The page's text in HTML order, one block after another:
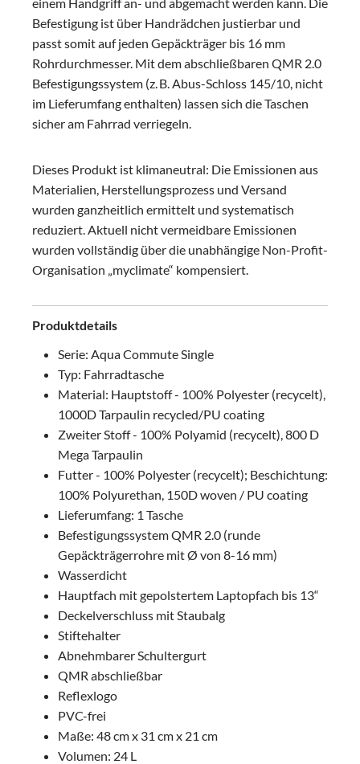
Befestigung ist über Handrädchen justierbar und
passt somit auf jeden Gepäckträger bis 16 mm
Rohrdurchmesser. Mit dem abschließbaren QMR 2.0
Befestigungssystem (z. B. Abus-Schloss 145/10, nicht
im Lieferumfang enthalten) lassen sich die Taschen
sicher am Fahrrad verriegeln.
Dieses Produkt ist klimaneutral: Die Emissionen aus
Materialien, Herstellungsprozess und Versand
wurden ganzheitlich ermittelt und systematisch
reduziert. Aktuell nicht vermeidbare Emissionen
wurden vollständig über die unabhängige Non-Profit-
Organisation „myclimate“ kompensiert.
Produktdetails
Serie: Aqua Commute Single
Typ: Fahrradtasche
Material: Hauptstoff - 100% Polyester (recycelt),
1000D Tarpaulin recycled/PU coating
Zweiter Stoff - 100% Polyamid (recycelt), 800 D
Mega Tarpaulin
Futter - 100% Polyester (recycelt); Beschichtung:
100% Polyurethan, 150D woven / PU coating
Lieferumfang: 1 Tasche
Befestigungssystem QMR 2.0 (runde
Gepäckträgerrohre mit Ø von 8-16 mm)
Wasserdicht
Hauptfach mit gepolstertem Laptopfach bis 13“
Deckelverschluss mit Staubalg
Stiftehalter
Abnehmbarer Schultergurt
QMR abschließbar
Reflexlogo
PVC-frei
Maße: 48 cm x 31 cm x 21 cm
Volumen: 24 L